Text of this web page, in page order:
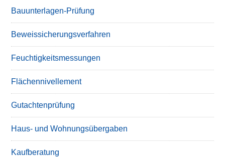
Bauunterlagen-Prüfung
Beweissicherungsverfahren
Feuchtigkeitsmessungen
Flächennivellement
Gutachtenprüfung
Haus- und Wohnungsübergaben
Kaufberatung